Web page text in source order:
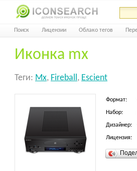
Поиск Лицензии Облако тегов
Иконка mx
Теги: Mx, Fireball, Escient
Формат:
Набор:
Дизайнер:
Лицензия: